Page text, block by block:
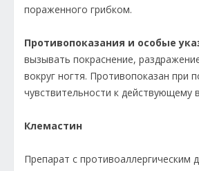
пораженного грибком.
Противопоказания и особые
вызывать покраснение,
вокруг ногтя. Противопоказан при
чувствительности к действующему
Клемастин
Препарат с противоаллергическим